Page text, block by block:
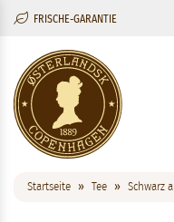
FRISCHE-GARANTIE
Startseite Tee Schwarz